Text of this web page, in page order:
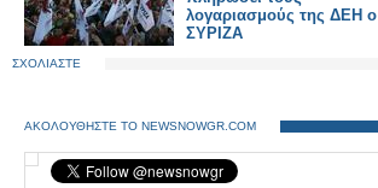
λογαριασμούς της ΔΕΗ ο
ΣΥΡΙΖΑ
ΣΧΟΛΙΑΣΤΕ
ΑΚΟΛΟΥΘΗΣΤΕ ΤΟ NEWSNOWGR.COM